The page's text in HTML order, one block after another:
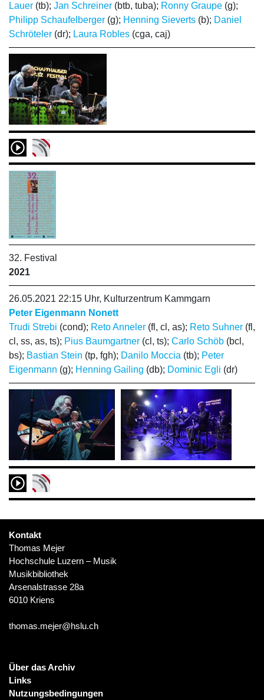
Lauer (tb); Jan Schreiner (btb, tuba); Ronny Graupe (g);
Philipp Schaufelberger (g); Henning Sieverts (b); Daniel
Schröteler (dr); Laura Robles (cga, caj)
32. Festival
2021
26.05.2021 22:15 Uhr, Kulturzentrum Kammgarn
Peter Eigenmann Nonett
Trudi Strebi (cond); Reto Anneler (fl, cl, as); Reto Suhner (fl,
cl, ss, as, ts); Pius Baumgartner (cl, ts); Carlo Schöb (bcl,
bs); Bastian Stein (tp, fgh); Danilo Moccia (tb); Peter
Eigenmann (g); Henning Gailing (db); Dominic Egli (dr)
Kontakt
Thomas Mejer
Hochschule Luzern – Musik
Musikbibliothek
Arsenalstrasse 28a
6010 Kriens
thomas.mejer@hslu.ch
Über das Archiv
Links
Nutzungsbedingungen